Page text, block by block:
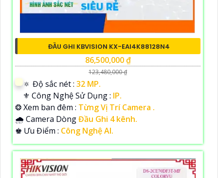
ĐẦU GHI KBVISION KX-EAI4K88128N4
86,500,000 ₫
123,480,000 ₫
🔅 Độ sắc nét : 32 MP.
⚜️ Công Nghệ Sử Dụng : IP.
❂ Xem ban đêm : Từng Vị Trí Camera .
🌧️ Camera DòngĐầu Ghi 4 kênh.
️♚ Ưu Điểm : Công Nghệ AI.